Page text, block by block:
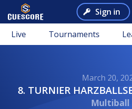
Sign in
Live Tournaments
March 20,
8. TURNIER
Multiball